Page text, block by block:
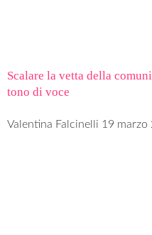
Scalare la vetta della
tono di voce
Valentina Falcinelli 19 marzo